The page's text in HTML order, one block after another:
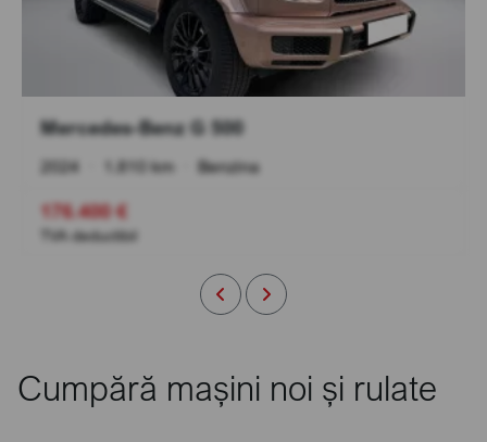
Mercedes-Benz G 500
2024 1.810 km Benzina
176.400 €
TVA deductibil
Cumpără mașini noi și rulate